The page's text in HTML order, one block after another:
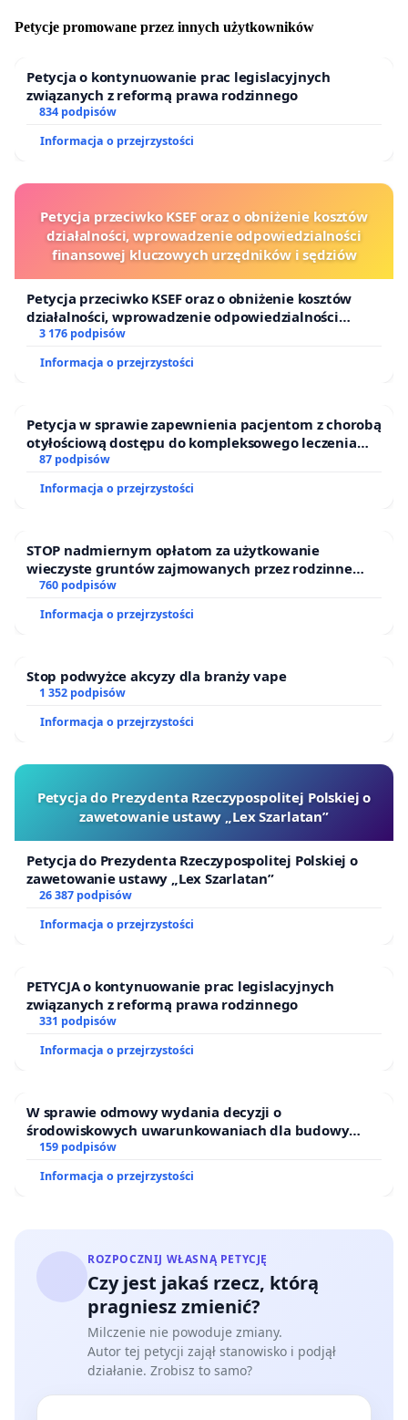
Petycje promowane przez innych użytkowników
Petycja o kontynuowanie prac legislacyjnych
związanych z reformą prawa rodzinnego
834 podpisów
Informacja o przejrzystości
Petycja przeciwko KSEF oraz o obniżenie kosztów
działalności, wprowadzenie odpowiedzialności
finansowej kluczowych urzędników i sędziów
Petycja przeciwko KSEF oraz o obniżenie kosztów
działalności, wprowadzenie odpowiedzialności
finansowej kluczowych urzędników i sędziów
3 176 podpisów
Informacja o przejrzystości
Petycja w sprawie zapewnienia pacjentom z chorobą
otyłościową dostępu do kompleksowego leczenia
oraz programów profilaktycznych.
87 podpisów
Informacja o przejrzystości
STOP nadmiernym opłatom za użytkowanie
wieczyste gruntów zajmowanych przez rodzinne
ogrody działkowe.
760 podpisów
Informacja o przejrzystości
Stop podwyżce akcyzy dla branży vape
1 352 podpisów
Informacja o przejrzystości
Petycja do Prezydenta Rzeczypospolitej Polskiej o
zawetowanie ustawy „Lex Szarlatan”
Petycja do Prezydenta Rzeczypospolitej Polskiej o
zawetowanie ustawy „Lex Szarlatan”
26 387 podpisów
Informacja o przejrzystości
PETYCJA o kontynuowanie prac legislacyjnych
związanych z reformą prawa rodzinnego
331 podpisów
Informacja o przejrzystości
W sprawie odmowy wydania decyzji o
środowiskowych uwarunkowaniach dla budowy
zakładu wytwarzania biometanu „Krynki” w
Puszczy Knyszyńskiej
159 podpisów
Informacja o przejrzystości
ROZPOCZNIJ WŁASNĄ PETYCJĘ
Czy jest jakaś rzecz, którą
pragniesz zmienić?
Milczenie nie powoduje zmiany.
Autor tej petycji zajął stanowisko i podjął
działanie. Zrobisz to samo?